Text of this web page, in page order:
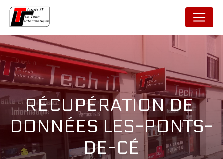
RÉCUPÉRATION DE
DONNÉES LES-PONTS-
DE-CÉ
Panneau de gestion des cookies